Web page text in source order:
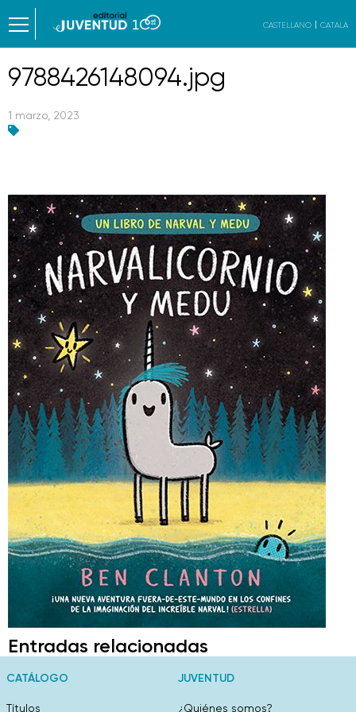
CASTELLANO CATALÀ
9788426148094.jpg
1 marzo, 2023
Entradas relacionadas
CATÁLOGO
Títulos
JUVENTUD
¿Quiénes somos?